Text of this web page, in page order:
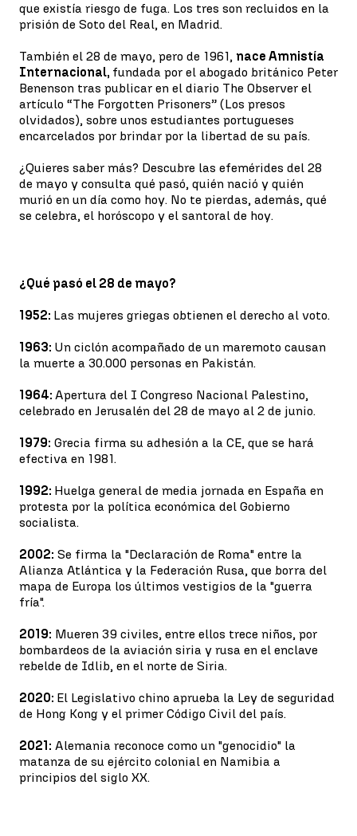
que existía riesgo de fuga. Los tres son recluidos en la
prisión de Soto del Real, en Madrid.
También el 28 de mayo, pero de 1961, nace Amnistía
Internacional, fundada por el abogado británico Peter
Benenson tras publicar en el diario The Observer el
artículo “The Forgotten Prisoners” (Los presos
olvidados), sobre unos estudiantes portugueses
encarcelados por brindar por la libertad de su país.
¿Quieres saber más? Descubre las efemérides del 28
de mayo y consulta qué pasó, quién nació y quién
murió en un día como hoy. No te pierdas, además, qué
se celebra, el horóscopo y el santoral de hoy.
¿Qué pasó el 28 de mayo?
1952: Las mujeres griegas obtienen el derecho al voto.
1963: Un ciclón acompañado de un maremoto causan
la muerte a 30.000 personas en Pakistán.
1964: Apertura del I Congreso Nacional Palestino,
celebrado en Jerusalén del 28 de mayo al 2 de junio.
1979: Grecia firma su adhesión a la CE, que se hará
efectiva en 1981.
1992: Huelga general de media jornada en España en
protesta por la política económica del Gobierno
socialista.
2002: Se firma la "Declaración de Roma" entre la
Alianza Atlántica y la Federación Rusa, que borra del
mapa de Europa los últimos vestigios de la "guerra
fría".
2019: Mueren 39 civiles, entre ellos trece niños, por
bombardeos de la aviación siria y rusa en el enclave
rebelde de Idlib, en el norte de Siria.
2020: El Legislativo chino aprueba la Ley de seguridad
de Hong Kong y el primer Código Civil del país.
2021: Alemania reconoce como un "genocidio" la
matanza de su ejército colonial en Namibia a
principios del siglo XX.